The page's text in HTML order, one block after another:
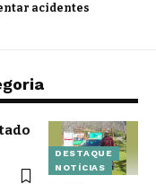
acidentes
DESTAQUE
NOTÍCIAS